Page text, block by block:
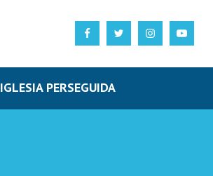
IGLESIA PERSEGUIDA